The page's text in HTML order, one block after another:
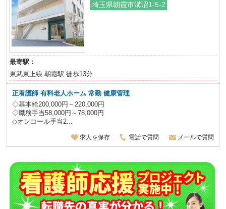
埼玉県朝霞市溝沼1-5-2
最寄駅：
東武東上線 朝霞駅 徒歩13分
正看護師 有料老人ホーム 常勤 健康管理
◇基本給200,000円～220,000円
◇職務手当58,000円～78,000円
◇オンコール手当2...
求人を保存 電話で質問 メールで質問